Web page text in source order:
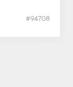
#94708